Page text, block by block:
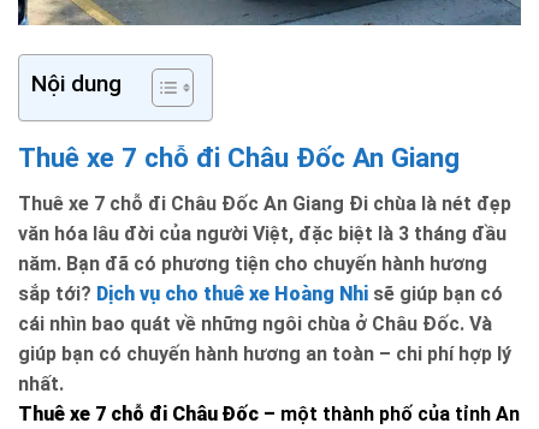
Nội dung
Thuê xe 7 chỗ đi Châu Đốc An Giang
Thuê xe 7 chỗ đi Châu Đốc An Giang Đi chùa là nét đẹp
văn hóa lâu đời của người Việt, đặc biệt là 3 tháng đầu
năm. Bạn đã có phương tiện cho chuyến hành hương
sắp tới? Dịch vụ cho thuê xe Hoàng Nhi sẽ giúp bạn có
cái nhìn bao quát về những ngôi chùa ở Châu Đốc. Và
giúp bạn có chuyến hành hương an toàn – chi phí hợp lý
nhất.
Thuê xe 7 chỗ đi Châu Đốc – một thành phố của tỉnh An